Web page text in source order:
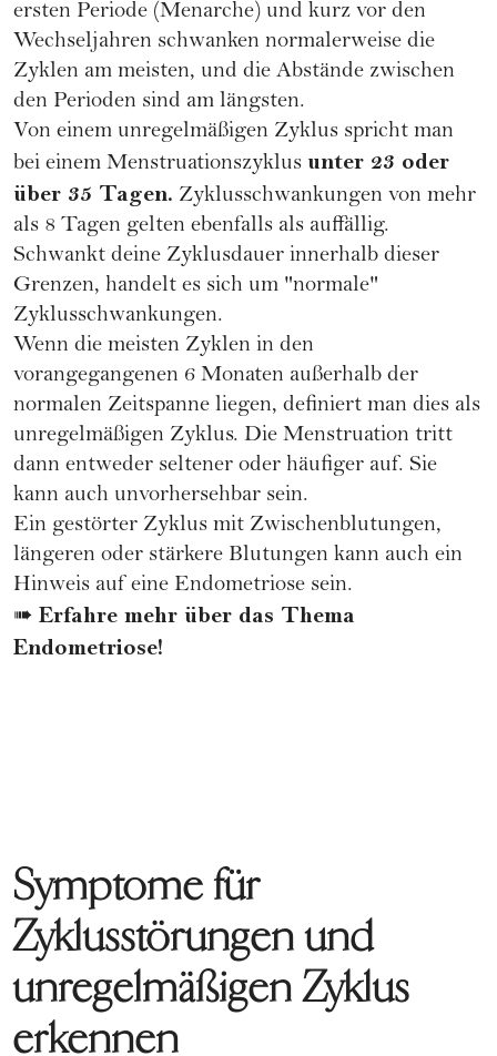
ersten Periode (Menarche) und kurz vor den
Wechseljahren schwanken normalerweise die
Zyklen am meisten, und die Abstände zwischen
den Perioden sind am längsten.
Von einem unregelmäßigen Zyklus spricht man
bei einem Menstruationszyklus unter 23 oder
über 35 Tagen. Zyklusschwankungen von mehr
als 8 Tagen gelten ebenfalls als auffällig.
Schwankt deine Zyklusdauer innerhalb dieser
Grenzen, handelt es sich um "normale"
Zyklusschwankungen.
Wenn die meisten Zyklen in den
vorangegangenen 6 Monaten außerhalb der
normalen Zeitspanne liegen, definiert man dies als
unregelmäßigen Zyklus. Die Menstruation tritt
dann entweder seltener oder häufiger auf. Sie
kann auch unvorhersehbar sein.
Ein gestörter Zyklus mit Zwischenblutungen,
längeren oder stärkere Blutungen kann auch ein
Hinweis auf eine Endometriose sein.
➠ Erfahre mehr über das Thema
Endometriose!
Symptome für
Zyklusstörungen und
unregelmäßigen Zyklus
erkennen